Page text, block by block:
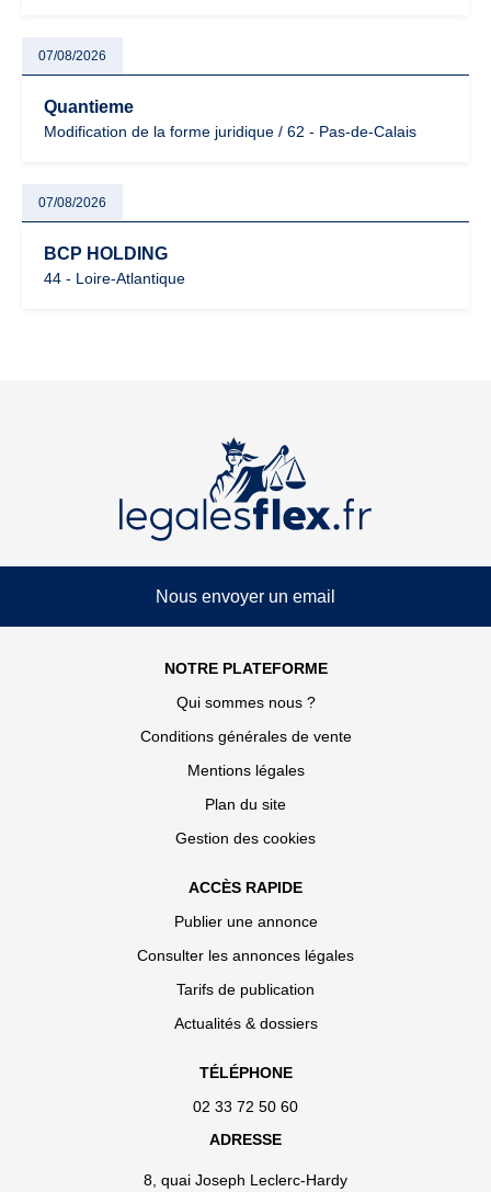
07/08/2026
Quantieme
Modification de la forme juridique / 62 - Pas-de-Calais
07/08/2026
BCP HOLDING
44 - Loire-Atlantique
Nous envoyer un email
NOTRE PLATEFORME
Qui sommes nous ?
Conditions générales de vente
Mentions légales
Plan du site
Gestion des cookies
ACCÈS RAPIDE
Publier une annonce
Consulter les annonces légales
Tarifs de publication
Actualités & dossiers
TÉLÉPHONE
02 33 72 50 60
ADRESSE
8, quai Joseph Leclerc-Hardy